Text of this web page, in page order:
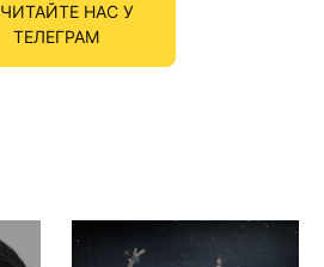
ЧИТАЙТЕ НАС У
ТЕЛЕГРАМ